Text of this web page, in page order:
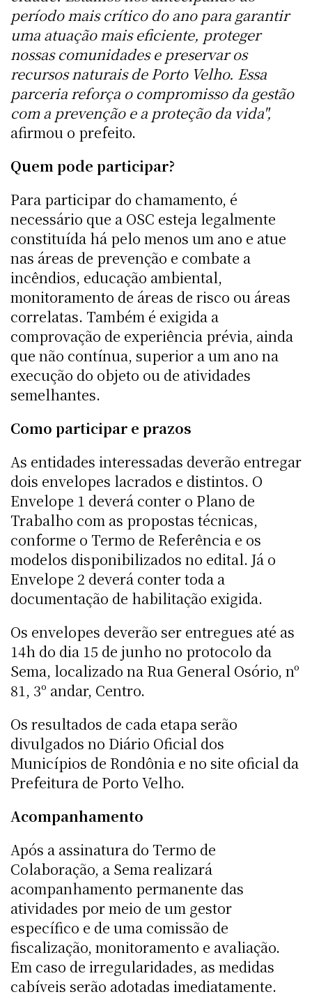
período mais crítico do ano para garantir
uma atuação mais eficiente, proteger
nossas comunidades e preservar os
recursos naturais de Porto Velho. Essa
parceria reforça o compromisso da gestão
com a prevenção e a proteção da vida",
afirmou o prefeito.
Quem pode participar?
Para participar do chamamento, é
necessário que a OSC esteja legalmente
constituída há pelo menos um ano e atue
nas áreas de prevenção e combate a
incêndios, educação ambiental,
monitoramento de áreas de risco ou áreas
correlatas. Também é exigida a
comprovação de experiência prévia, ainda
que não contínua, superior a um ano na
execução do objeto ou de atividades
semelhantes.
Como participar e prazos
As entidades interessadas deverão entregar
dois envelopes lacrados e distintos. O
Envelope 1 deverá conter o Plano de
Trabalho com as propostas técnicas,
conforme o Termo de Referência e os
modelos disponibilizados no edital. Já o
Envelope 2 deverá conter toda a
documentação de habilitação exigida.
Os envelopes deverão ser entregues até as
14h do dia 15 de junho no protocolo da
Sema, localizado na Rua General Osório, nº
81, 3º andar, Centro.
Os resultados de cada etapa serão
divulgados no Diário Oficial dos
Municípios de Rondônia e no site oficial da
Prefeitura de Porto Velho.
Acompanhamento
Após a assinatura do Termo de
Colaboração, a Sema realizará
acompanhamento permanente das
atividades por meio de um gestor
específico e de uma comissão de
fiscalização, monitoramento e avaliação.
Em caso de irregularidades, as medidas
cabíveis serão adotadas imediatamente.